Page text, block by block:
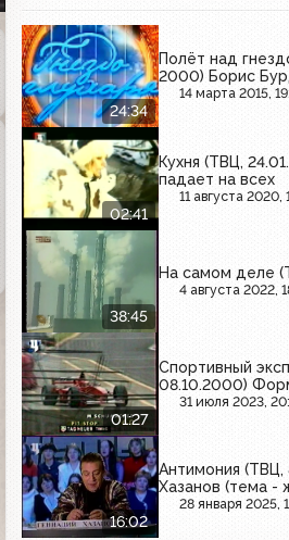
24:34
Полёт над
2000) Борис
14 марта 2015,
02:41
Кухня (ТВЦ,
падает на всех
11 августа 2020,
38:45
На самом деле
4 августа 2022,
01:27
Спортивный
08.10.2000)
31 июля 2023,
16:02
Антимония (ТВЦ,
Хазанов (тема -
28 января 2025,